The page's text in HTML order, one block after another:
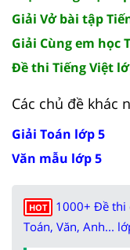
Giải Vở bài tập
Giải Cùng em học
Đề thi Tiếng Việt
Các chủ đề khác
Giải Toán lớp 5
Văn mẫu lớp 5
HOT
1000+ Đề thi
Toán, Văn, Anh...